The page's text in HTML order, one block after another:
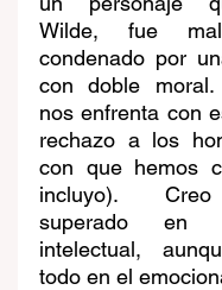
Wilde, fue
condenado por
con doble
nos enfrenta con
rechazo a los
con que hemos
incluyo).
superado en
intelectual,
todo en el